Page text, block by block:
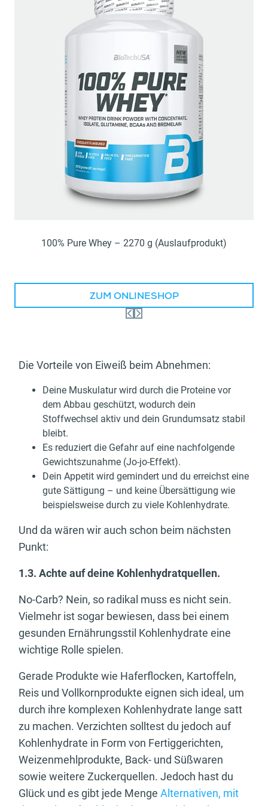
100% Pure Whey – 2270 g (Auslaufprodukt)
ZUM ONLINESHOP
Die Vorteile von Eiweiß beim Abnehmen:
Deine Muskulatur wird durch die Proteine vor
dem Abbau geschützt, wodurch dein
Stoffwechsel aktiv und dein Grundumsatz stabil
bleibt.
Es reduziert die Gefahr auf eine nachfolgende
Gewichtszunahme (Jo-jo-Effekt).
Dein Appetit wird gemindert und du erreichst eine
gute Sättigung – und keine Übersättigung wie
beispielsweise durch zu viele Kohlenhydrate.
Und da wären wir auch schon beim nächsten
Punkt:
1.3. Achte auf deine Kohlenhydratquellen.
No-Carb? Nein, so radikal muss es nicht sein.
Vielmehr ist sogar bewiesen, dass bei einem
gesunden Ernährungsstil Kohlenhydrate eine
wichtige Rolle spielen.
Gerade Produkte wie Haferflocken, Kartoffeln,
Reis und Vollkornprodukte eignen sich ideal, um
durch ihre komplexen Kohlenhydrate lange satt
zu machen. Verzichten solltest du jedoch auf
Kohlenhydrate in Form von Fertiggerichten,
Weizenmehlprodukte, Back- und Süßwaren
sowie weitere Zuckerquellen. Jedoch hast du
Glück und es gibt jede Menge Alternativen, mit